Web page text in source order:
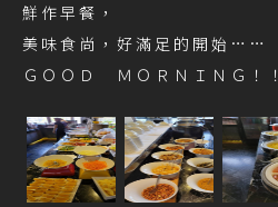
鮮作早餐，
美味食尚，好滿足的開始……
ＧＯＯＤ ＭＯＲＮＩＮＧ！！